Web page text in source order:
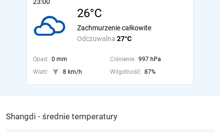
26°C
Odczuwalna 27°C
Zachmurzenie całkowite
Opad: 0 mm Ciśnienie: 997 hPa
Wiatr:
8 km/h Wilgotność: 87%
Shangdi - średnie temperatury